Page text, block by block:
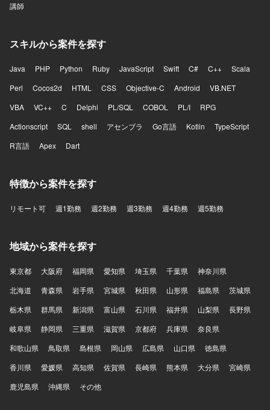
講師
スキルから案件を探す
Java PHP Python Ruby JavaScript Swift C# C++
Scala
Perl
Cocos2d HTML CSS Objective-C Android
VB.NET
VBA
VC++ C Delphi PL/SQL COBOL PL/I
RPG
Actionscript
SQL shell アセンブラ Go言語 Kotlin
TypeScript
R言語
Apex Dart
特徴から案件を探す
リモート可 週1勤務 週2勤務 週3勤務 週4勤務 週5勤務
地域から案件を探す
東京都 大阪府 福岡県 愛知県 埼玉県 千葉県
神奈川県
北海道
青森県 岩手県 宮城県 秋田県 山形県 福島県
茨城県
栃木県
群馬県 新潟県 富山県 石川県 福井県 山梨県
長野県
岐阜県
静岡県 三重県 滋賀県 京都府 兵庫県
奈良県
和歌山県
鳥取県 島根県 岡山県 広島県 山口県
徳島県
香川県
愛媛県 高知県 佐賀県 長崎県 熊本県 大分県
宮崎県
鹿児島県
沖縄県 その他